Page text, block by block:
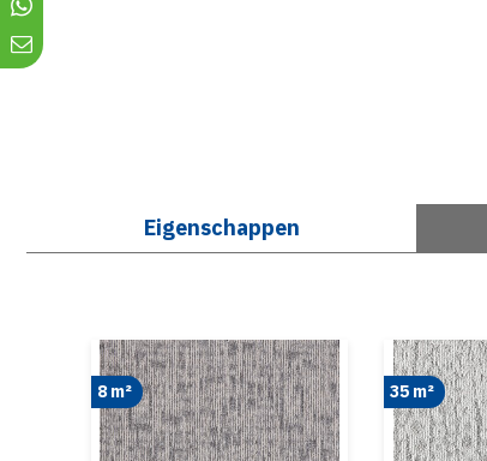
Eigenschappen
8 m² 35 m²